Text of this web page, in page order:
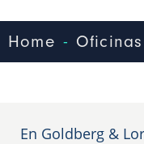
Home - Oficinas
En Goldberg &